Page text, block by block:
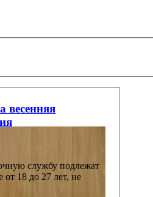
весенняя
службу подлежат
от 18 до 27 лет, не